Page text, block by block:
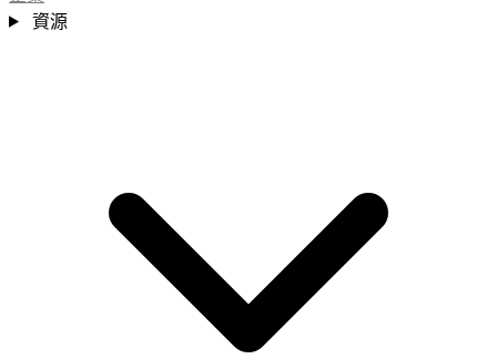
資源